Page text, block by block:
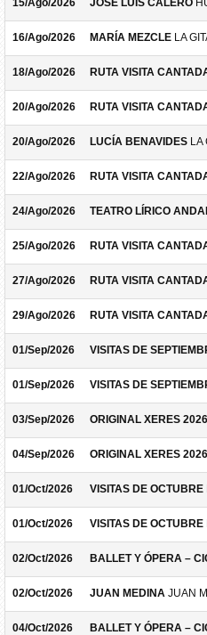
15/Ago/2026 JOSÉ LUIS CALERO
16/Ago/2026 MARÍA MEZCLE LA
18/Ago/2026 RUTA VISITA
20/Ago/2026 RUTA VISITA
20/Ago/2026 LUCÍA BENAVIDES LA
22/Ago/2026 RUTA VISITA
24/Ago/2026 TEATRO LÍRICO
25/Ago/2026 RUTA VISITA
27/Ago/2026 RUTA VISITA
29/Ago/2026 RUTA VISITA
01/Sep/2026 VISITAS DE
01/Sep/2026 VISITAS DE
03/Sep/2026 ORIGINAL XERES 2026
04/Sep/2026 ORIGINAL XERES 2026
01/Oct/2026 VISITAS DE OCTUBRE
01/Oct/2026 VISITAS DE OCTUBRE
02/Oct/2026 BALLET Y ÓPERA –
02/Oct/2026 JUAN MEDINA JUAN
04/Oct/2026 BALLET Y ÓPERA –